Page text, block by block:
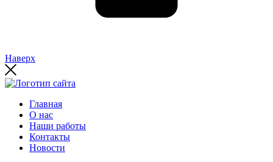
Наверх
Главная
О нас
Наши работы
Контакты
Новости